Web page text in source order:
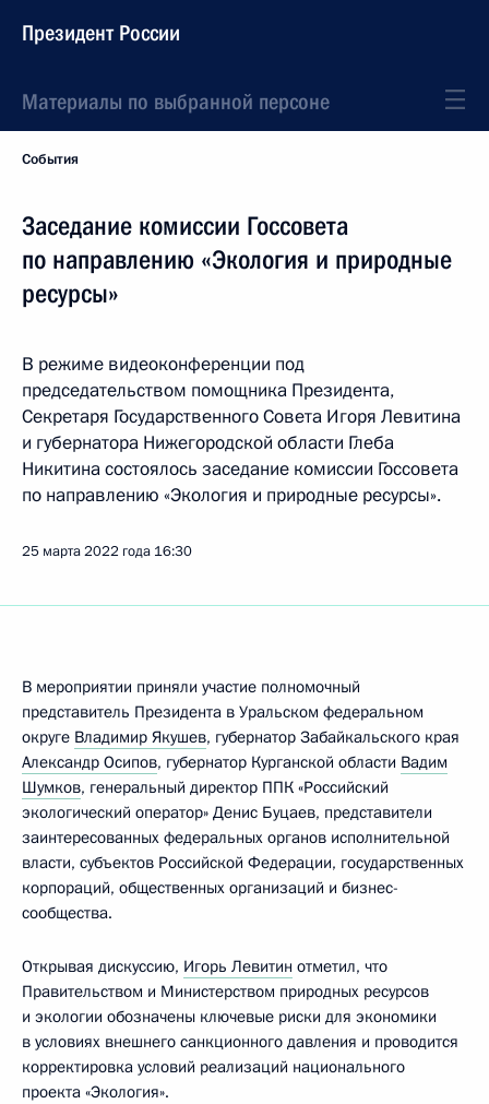
Президент России
Материалы по выбранной персоне
События
Заседание комиссии Госсовета
по направлению «Экология и природные
ресурсы»
В режиме видеоконференции под
председательством помощника Президента,
Секретаря Государственного Совета Игоря Левитина
и губернатора Нижегородской области Глеба
Никитина состоялось заседание комиссии Госсовета
по направлению «Экология и природные ресурсы».
25 марта 2022 года 16:30
В мероприятии приняли участие полномочный
представитель Президента в Уральском федеральном
округе Владимир Якушев, губернатор Забайкальского края
Александр Осипов, губернатор Курганской области Вадим
Шумков, генеральный директор ППК «Российский
экологический оператор» Денис Буцаев, представители
заинтересованных федеральных органов исполнительной
власти, субъектов Российской Федерации, государственных
корпораций, общественных организаций и бизнес-
сообщества.
Открывая дискуссию, Игорь Левитин отметил, что
Правительством и Министерством природных ресурсов
и экологии обозначены ключевые риски для экономики
в условиях внешнего санкционного давления и проводится
корректировка условий реализаций национального
проекта «Экология».